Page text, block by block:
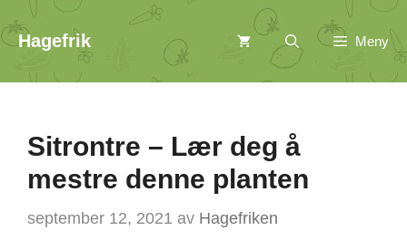
Hopp
til
innhold
Hagefrik Meny
Sitrontre – Lær deg å
mestre denne planten
september 12, 2021 av Hagefriken